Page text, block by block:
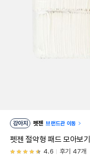
강아지 펫젠 브랜드관 이동
펫젠 절약형 패드 모아보기
4.6 후기 47개